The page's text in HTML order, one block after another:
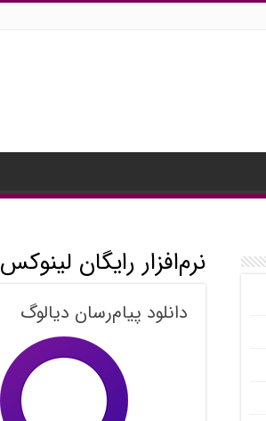
نرم‌افزار رایگان لینوکس
دانلود پیام‌رسان دیالوگ